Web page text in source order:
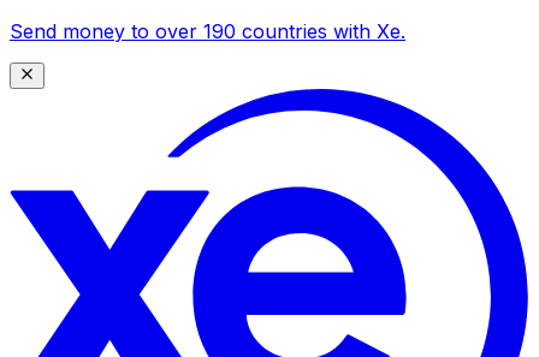
Send money to over 190 countries with Xe.